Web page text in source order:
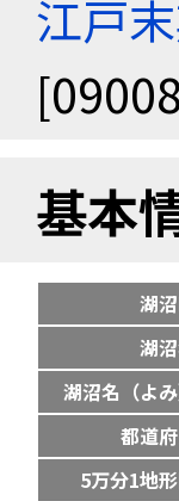
江戸
基本
湖
湖
湖沼名（よみ
都道
5万分1地